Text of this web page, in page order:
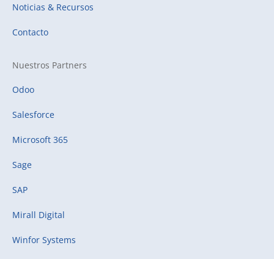
Noticias & Recursos
Contacto
Nuestros Partners
Odoo
Salesforce
Microsoft 365
Sage
SAP
Mirall Digital
Winfor Systems